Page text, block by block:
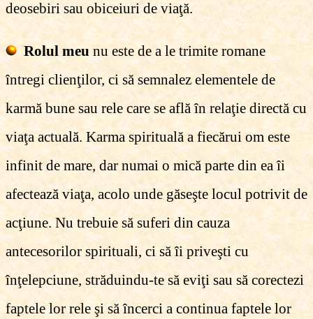
deosebiri sau obiceiuri de viaţă.
Rolul meu nu este de a le trimite romane
întregi clienţilor, ci să semnalez elementele de
karmă bune sau rele care se află în relaţie directă cu
viaţa actuală. Karma spirituală a fiecărui om este
infinit de mare, dar numai o mică parte din ea îi
afectează viaţa, acolo unde găseşte locul potrivit de
acţiune. Nu trebuie să suferi din cauza
antecesorilor spirituali, ci să îi priveşti cu
înţelepciune, străduindu-te să eviţi sau să corectezi
faptele lor rele şi să încerci a continua faptele lor